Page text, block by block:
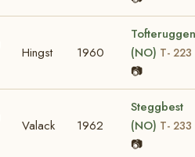
Hingst 1960
Tofteruggen
(NO) T- 223
📷
Valack 1962
Steggbest
(NO) T- 233
📷